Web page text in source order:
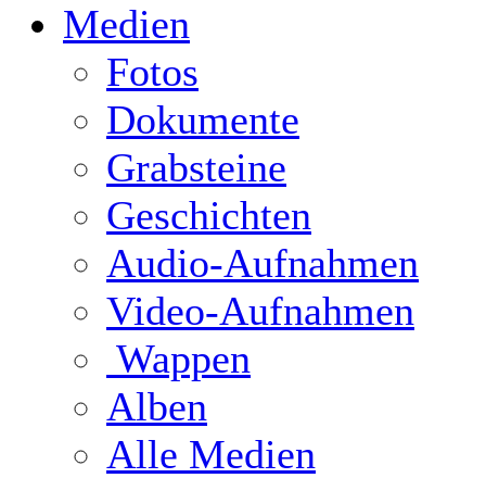
Medien
Fotos
Dokumente
Grabsteine
Geschichten
Audio-Aufnahmen
Video-Aufnahmen
Wappen
Alben
Alle Medien